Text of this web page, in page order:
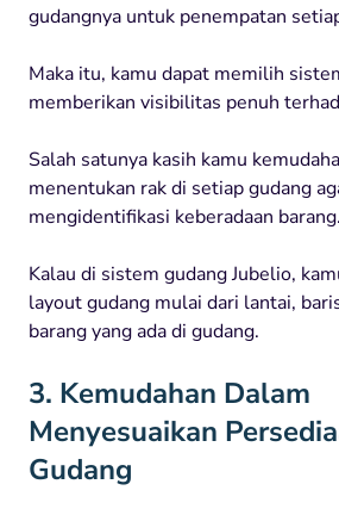
gudangnya untuk penempatan
Maka itu, kamu dapat memilih
memberikan visibilitas penuh
Salah satunya kasih kamu
menentukan rak di setiap gudang
mengidentifikasi keberadaan barang.
Kalau di sistem gudang Jubelio,
layout gudang mulai dari lantai,
barang yang ada di gudang.
3. Kemudahan Dalam
Menyesuaikan
Gudang